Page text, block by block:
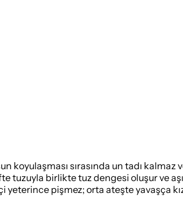
sırasında un tadı kalmaz
tuzuyla birlikte tuz dengesi oluşur ve
yeterince pişmez; orta ateşte yavaşça